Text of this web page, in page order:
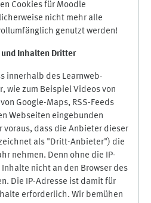
Cookies für Moodle
nicht mehr alle
genutzt werden!
und Inhalten Dritter
innerhalb des Learnweb-
wie zum Beispiel Videos von
Google-Maps, RSS-Feeds
Webseiten eingebunden
voraus, dass die Anbieter dieser
als "Dritt-Anbieter") die
nehmen. Denn ohne die IP-
nicht an den Browser des
Die IP-Adresse ist damit für
erforderlich. Wir bemühen